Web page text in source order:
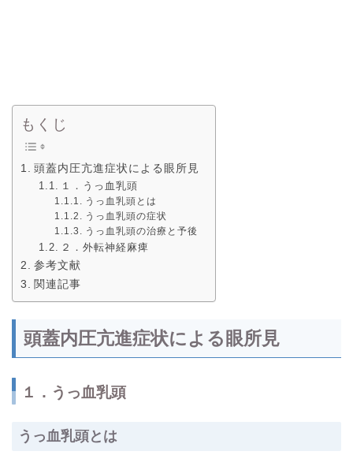
もくじ
頭蓋内圧亢進症状による眼所見
１．うっ血乳頭
うっ血乳頭とは
うっ血乳頭の症状
うっ血乳頭の治療と予後
２．外転神経麻痺
参考文献
関連記事
頭蓋内圧亢進症状による眼所見
１．うっ血乳頭
うっ血乳頭とは